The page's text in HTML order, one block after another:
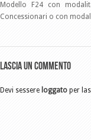
Modello F24 con
Concessionari o con
Lascia un commento
Devi sessere loggato per